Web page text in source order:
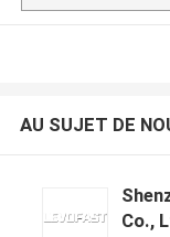
AU SUJET DE
Co.,